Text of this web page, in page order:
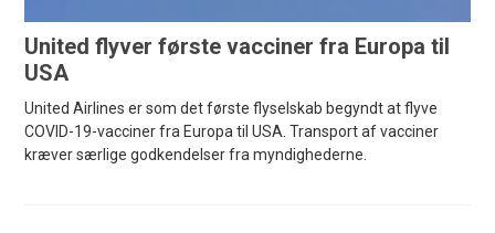
United flyver første vacciner fra Europa til
USA
United Airlines er som det første flyselskab begyndt at flyve
COVID-19-vacciner fra Europa til USA. Transport af vacciner
kræver særlige godkendelser fra myndighederne.